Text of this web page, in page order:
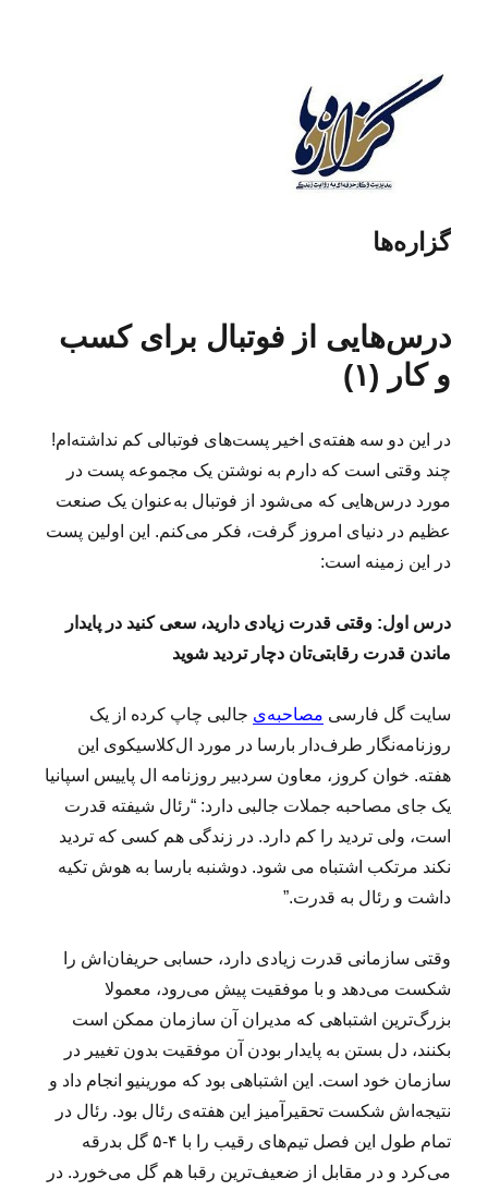
گزاره‌ها
درس‌هایی از فوتبال برای کسب
و کار (۱)
در این دو سه هفته‌ی اخیر پست‌های فوتبالی کم نداشته‌ام!
چند وقتی است که دارم به نوشتن یک مجموعه پست در
مورد درس‌هایی که می‌شود از فوتبال به‌عنوان یک صنعت
عظیم در دنیای امروز گرفت، فکر می‌کنم. این اولین پست
در این زمینه است:
درس اول: وقتی قدرت زیادی دارید، سعی کنید در پایدار
ماندن قدرت رقابتی‌تان دچار تردید شوید
سایت گل فارسی مصاحبه‌ی جالبی چاپ کرده از یک
روزنامه‌نگار طرف‌دار بارسا در مورد ال‌کلاسیکوی این
هفته. خوان کروز، معاون سردبیر روزنامه ال پاییس اسپانیا
یک جای مصاحبه جملات جالبی دارد: “رئال شیفته قدرت
است، ولی تردید را کم دارد. در زندگی هم کسی که تردید
نکند مرتکب اشتباه می شود. دوشنبه بارسا به هوش تکیه
داشت و رئال به قدرت.”
وقتی سازمانی قدرت زیادی دارد، حسابی حریفان‌اش را
شکست می‌دهد و با موفقیت پیش می‌رود، معمولا
بزرگ‌ترین اشتباهی که مدیران آن سازمان ممکن است
بکنند، دل بستن به پایدار بودن آن موفقیت بدون تغییر در
سازمان خود است. این اشتباهی بود که مورینیو انجام داد و
نتیجه‌اش شکست تحقیرآمیز این هفته‌ی رئال بود. رئال در
تمام طول این فصل تیم‌های رقیب را با ۴-۵ گل بدرقه
می‌کرد و در مقابل از ضعیف‌ترین رقبا هم گل می‌خورد. در